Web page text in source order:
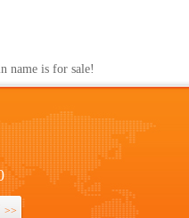
name is for sale!
>>